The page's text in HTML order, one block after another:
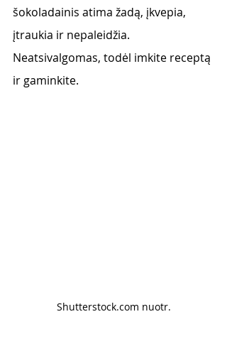
šokoladainis atima žadą, įkvepia,
įtraukia ir nepaleidžia.
Neatsivalgomas, todėl imkite receptą
ir gaminkite.
Shutterstock.com nuotr.